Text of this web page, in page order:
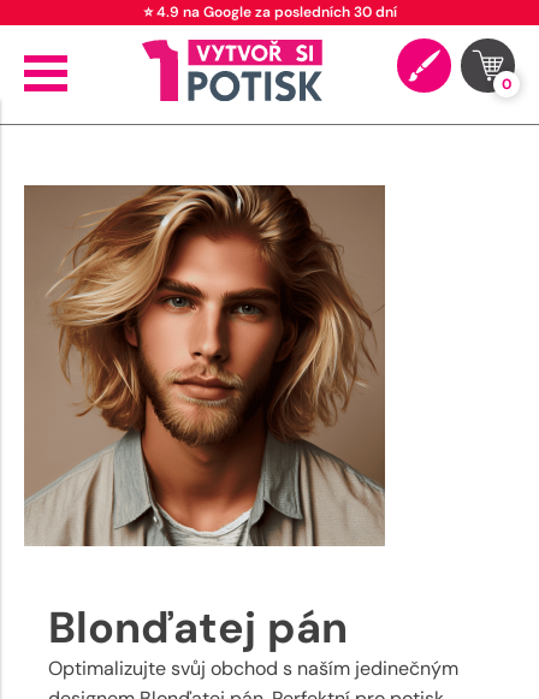
⭐ 4.9 na Google za posledních 30 dní
0
Blonďatej pán
Optimalizujte svůj obchod s naším jedinečným